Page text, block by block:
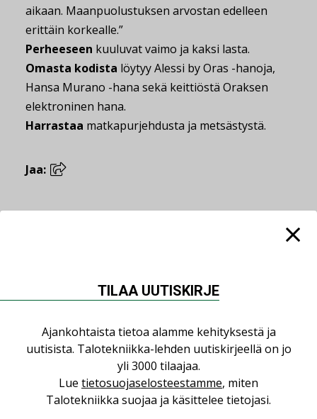
aikaan. Maanpuolustuksen arvostan edelleen
erittäin korkealle.”
Perheeseen kuuluvat vaimo ja kaksi lasta.
Omasta kodista löytyy Alessi by Oras -hanoja,
Hansa Murano -hana sekä keittiöstä Oraksen
elektroninen hana.
Harrastaa matkapurjehdusta ja metsästystä.
Jaa:
Katso kaikki
LEHDEN ARTIKKELIT
Puutteellinen eristys
lisää lämpöhäviöitä
TILAA UUTISKIRJE
Ajankohtaista tietoa alamme kehityksestä ja
uutisista. Talotekniikka-lehden uutiskirjeellä on jo
yli 3000 tilaajaa.
Lue tietosuojaselosteestamme, miten
Talotekniikka suojaa ja käsittelee tietojasi.